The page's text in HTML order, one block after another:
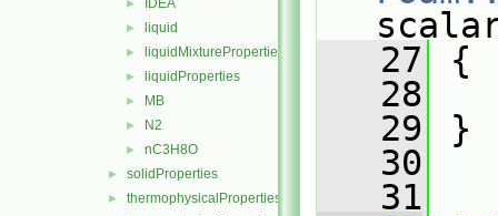
► IDEA
► liquid
► liquidMixtureProperties
► liquidProperties
► MB
► N2
► nC3H8O
► solidProperties
► thermophysicalProperties
   27
{
   28
   29
}
   30
   31